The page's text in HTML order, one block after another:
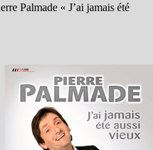
Palmade « J’ai jamais été